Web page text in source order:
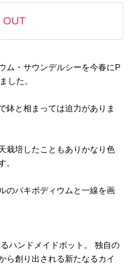
OUT
ム・サウンデルシーを今春にP
した。
鉢と相まっては迫力がありま
栽培したこともありかなり色
。
のパキポディウムと一線を画
ハンドメイドポット。 独自の
ら創り出される新たなるカイ